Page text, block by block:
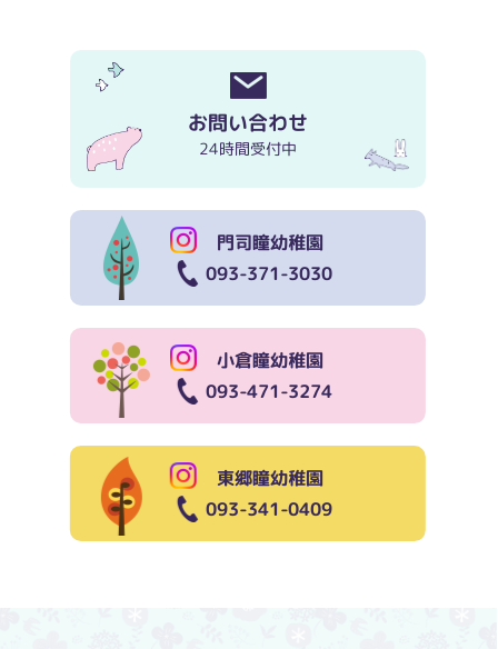
お問い合わせ
24時間受付中
門司瞳幼稚園
093-371-3030
小倉瞳幼稚園
093-471-3274
東郷瞳幼稚園
093-341-0409